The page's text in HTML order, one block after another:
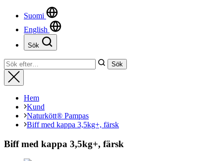
Suomi
English
Sök
Stäng
Sök
efter:
Sök
Stäng
Hem
Kund
Naturkött® Pampas
Biff med kappa 3,5kg+, färsk
Biff med kappa 3,5kg+, färsk